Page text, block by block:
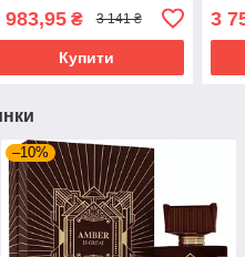
983,95₴ 3 141 ₴
Купити
3
–10%